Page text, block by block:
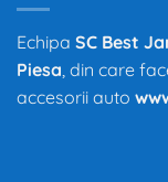
Echipa SC Best
Piesa , din care
accesorii auto